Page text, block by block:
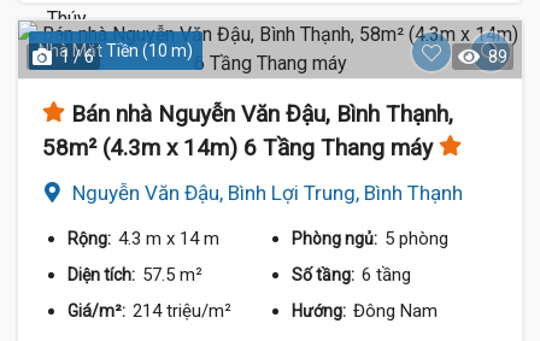
Nhà Mặt Tiền (10 m)
1 / 6 89
Bán nhà Nguyễn Văn Đậu, Bình Thạnh,
58m² (4.3m x 14m) 6 Tầng Thang máy
Nguyễn Văn Đậu, Bình Lợi Trung, Bình Thạnh
Rộng: 4.3 m x 14 m Phòng ngủ: 5 phòng
Diện tích: 57.5 m² Số tầng: 6 tầng
Giá/m²: 214 triệu/m² Hướng: Đông Nam